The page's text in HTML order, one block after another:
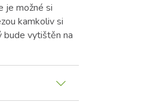
je možné si
kamkoliv si
vytištěn na